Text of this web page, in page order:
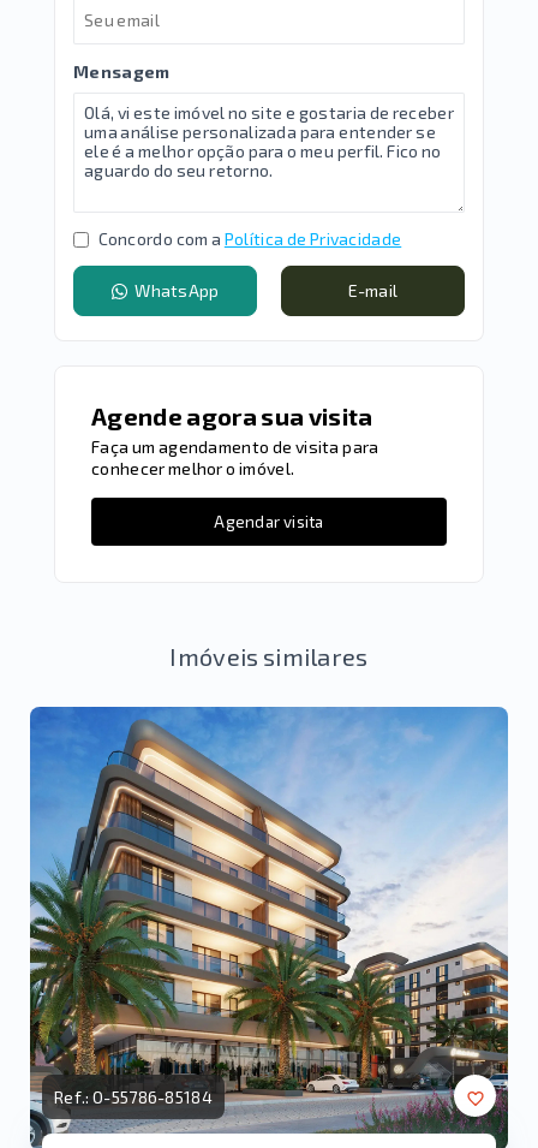
Mensagem
Concordo com a Política de Privacidade
WhatsApp E-mail
Agende agora sua visita
Faça um agendamento de visita para
conhecer melhor o imóvel.
Agendar visita
Imóveis similares
Ref.:O-55786-85184